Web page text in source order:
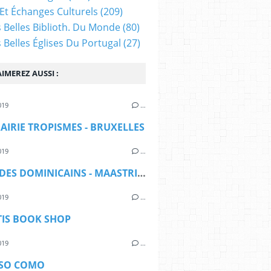
AUSSI :
…
TROPISMES - BRUXELLES
…
EGLISE DES DOMINICAINS - MAASTRICHT
…
BOOK SHOP
…
COMO
Échanges Culturels (209)
Belles Biblioth. Du Monde(80)
Belles Églises Du Portugal (27)